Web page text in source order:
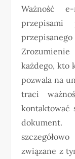
Ważność
każdego, kto
pozwala na
traci
kontaktować
związane z